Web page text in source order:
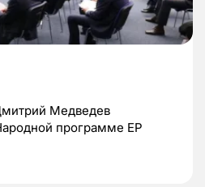
Медведев
программе ЕР